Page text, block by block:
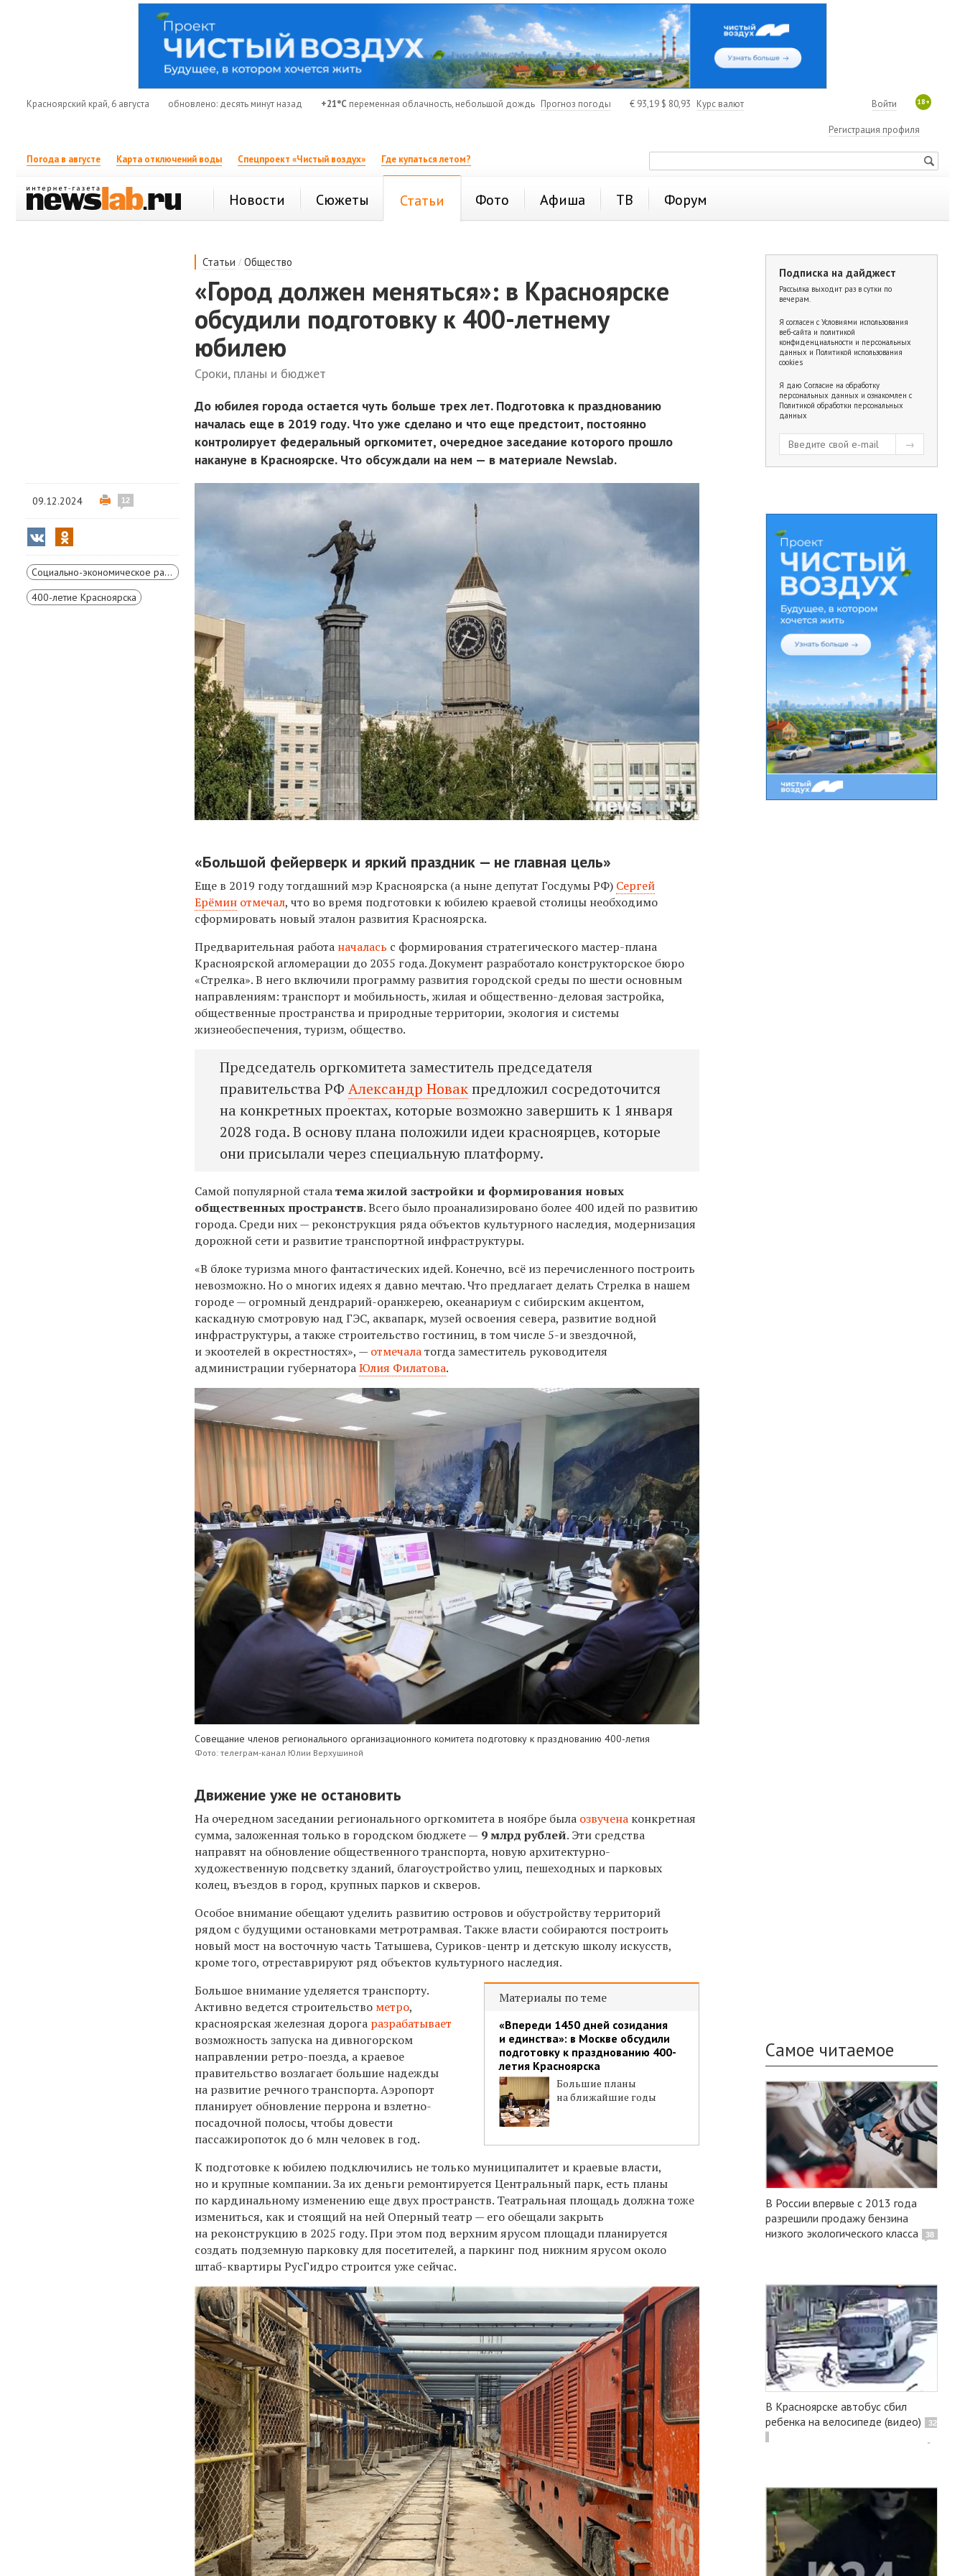
Красноярский край, 6 августа обновлено: десять минут назад +21°C переменная облачность, небольшой дождь Прогноз погоды € 93,19 $ 80,93 Курс валют 18+
Войти
Регистрация профиля
Погода в августе Карта отключений воды Спецпроект «Чистый воздух» Где купаться летом?
Новости Сюжеты Статьи Фото Афиша ТВ Форум
Статьи /Общество
«Город должен меняться»: в Красноярске
обсудили подготовку к 400-летнему
юбилею
Сроки, планы и бюджет
До юбилея города остается чуть больше трех лет. Подготовка к празднованию
началась еще в 2019 году. Что уже сделано и что еще предстоит, постоянно
контролирует федеральный оргкомитет, очередное заседание которого прошло
накануне в Красноярске. Что обсуждали на нем — в материале Newslab.
09.12.2024 12
Социально-экономическое развитие Красноярского края
400-летие Красноярска
«Большой фейерверк и яркий праздник — не главная цель»
Еще в 2019 году тогдашний мэр Красноярска (а ныне депутат Госдумы РФ) Сергей
Ерёмин отмечал, что во время подготовки к юбилею краевой столицы необходимо
сформировать новый эталон развития Красноярска.
Предварительная работа началась с формирования стратегического мастер-плана
Красноярской агломерации до 2035 года. Документ разработало конструкторское бюро
«Стрелка». В него включили программу развития городской среды по шести основным
направлениям: транспорт и мобильность, жилая и общественно-деловая застройка,
общественные пространства и природные территории, экология и системы
жизнеобеспечения, туризм, общество.
Председатель оргкомитета заместитель председателя
правительства РФАлександр Новакпредложил сосредоточится
на конкретных проектах, которые возможно завершить к 1 января
2028 года. В основу плана положили идеи красноярцев, которые
они присылали через специальную платформу.
Самой популярной сталатема жилой застройки и формирования новых
общественных пространств. Всего было проанализировано более 400 идей по развитию
города. Среди них — реконструкция ряда объектов культурного наследия, модернизация
дорожной сети и развитие транспортной инфраструктуры.
«В блоке туризма много фантастических идей. Конечно, всё из перечисленного построить
невозможно. Но о многих идеях я давно мечтаю. Что предлагает делать Стрелка в нашем
городе — огромный дендрарий-оранжерею, океанариум с сибирским акцентом,
каскадную смотровую над ГЭС, аквапарк, музей освоения севера, развитие водной
инфраструктуры, а также строительство гостиниц, в том числе 5-и звездочной,
и экоотелей в окрестностях», — отмечалатогда заместитель руководителя
администрации губернатораЮлия Филатова.
Совещание членов регионального организационного комитета подготовку к празднованию 400-летия
Фото: телеграм-канал Юлии Верхушиной
Движение уже не остановить
На очередном заседании регионального оргкомитета в ноябре была озвучена конкретная
сумма, заложенная только в городском бюджете — 9 млрд рублей. Эти средства
направят на обновление общественного транспорта, новую архитектурно-
художественную подсветку зданий, благоустройство улиц, пешеходных и парковых
колец, въездов в город, крупных парков и скверов.
Особое внимание обещают уделить развитию островов и обустройству территорий
рядом с будущими остановками метротрамвая. Также власти собираются построить
новый мост на восточную часть Татышева, Суриков-центр и детскую школу искусств,
кроме того, отреставрируют ряд объектов культурного наследия.
Материалы по теме
«Впереди 1450 дней созидания
и единства»: в Москве обсудили
подготовку к празднованию 400-
летия Красноярска
Большие планы
на ближайшие годы
Большое внимание уделяется транспорту.
Активно ведется строительство метро,
красноярская железная дорога разрабатывает
возможность запуска на дивногорском
направлении ретро-поезда, а краевое
правительство возлагает большие надежды
на развитие речного транспорта. Аэропорт
планирует обновление перрона и взлетно-
посадочной полосы, чтобы довести
пассажиропоток до 6 млн человек в год.
К подготовке к юбилею подключились не только муниципалитет и краевые власти,
но и крупные компании. За их деньги ремонтируется Центральный парк, есть планы
по кардинальному изменению еще двух пространств. Театральная площадь должна тоже
измениться, как и стоящий на ней Оперный театр — его обещали закрыть
на реконструкцию в 2025 году. При этом под верхним ярусом площади планируется
создать подземную парковку для посетителей, а паркинг под нижним ярусом около
штаб-квартиры РусГидро строится уже сейчас.
Подписка на дайджест
Рассылка выходит раз в сутки по
вечерам.
Я согласен с Условиями использования
веб-сайта и политикой
конфиденциальности и персональных
данных и Политикой использования
cookies
Я даю Согласие на обработку
персональных данных и ознакомлен с
Политикой обработки персональных
данных
Самое читаемое
В России впервые с 2013 года
разрешили продажу бензина
низкого экологического класса
38
В Красноярске автобус сбил
ребенка на велосипеде (видео)
32